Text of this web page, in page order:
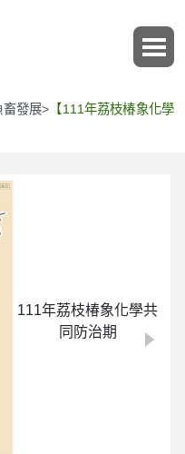
畜發展> 【111年荔枝椿象化學
111年荔枝椿象化學共
同防治期